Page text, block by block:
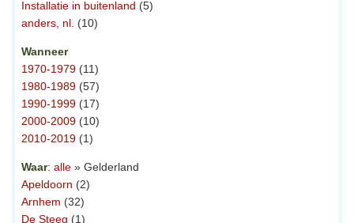
Installatie in buitenland (5)
anders, nl. (10)
Wanneer
1970-1979 (11)
1980-1989 (57)
1990-1999 (17)
2000-2009 (10)
2010-2019 (1)
Waar: alle » Gelderland
Apeldoorn (2)
Arnhem (32)
De Steeg (1)